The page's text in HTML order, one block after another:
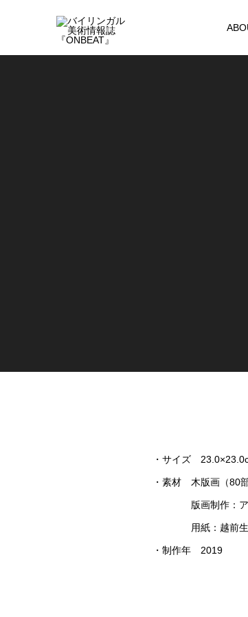
・サイズ
・素材 木版画（80部
版画制作：アダ
用紙：越前生漉
・制作年 2019